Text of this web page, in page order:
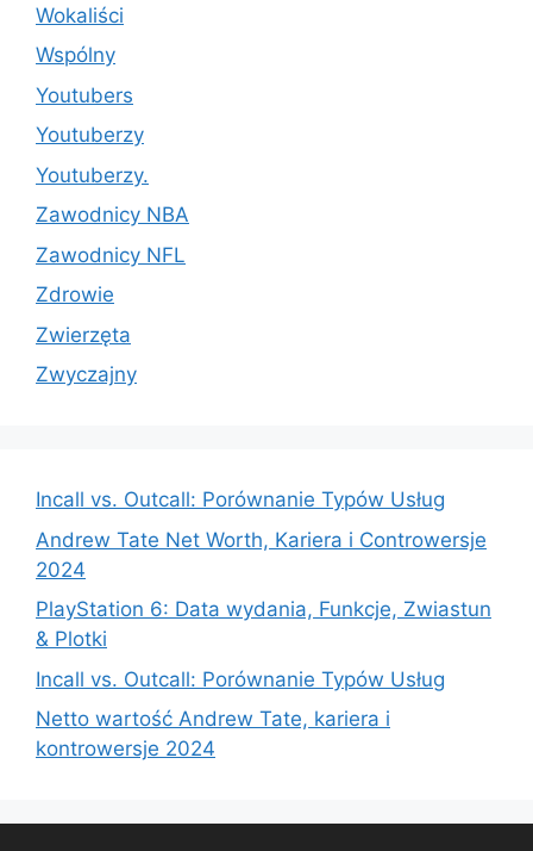
Wokaliści
Wspólny
Youtubers
Youtuberzy
Youtuberzy.
Zawodnicy NBA
Zawodnicy NFL
Zdrowie
Zwierzęta
Zwyczajny
Incall vs. Outcall: Porównanie Typów Usług
Andrew Tate Net Worth, Kariera i Controwersje
2024
PlayStation 6: Data wydania, Funkcje, Zwiastun
& Plotki
Incall vs. Outcall: Porównanie Typów Usług
Netto wartość Andrew Tate, kariera i
kontrowersje 2024